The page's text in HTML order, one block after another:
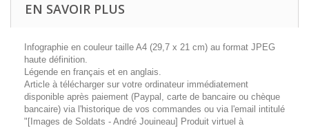
EN SAVOIR PLUS
Infographie en couleur taille A4 (29,7 x 21 cm) au format JPEG
haute définition.
Légende en français et en anglais.
Article à télécharger sur votre ordinateur immédiatement
disponible après paiement (Paypal, carte de bancaire ou chèque
bancaire) via l'historique de vos commandes ou via l'email intitulé
"[Images de Soldats - André Jouineau] Produit virtuel à